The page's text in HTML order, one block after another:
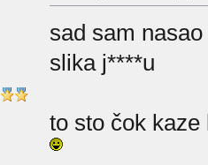
sad sam
slika j****u
to sto čok